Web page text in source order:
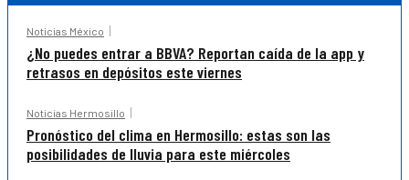
Noticias México
¿No puedes entrar a BBVA? Reportan caída de la app y
retrasos en depósitos este viernes
Noticias Hermosillo
Pronóstico del clima en Hermosillo: estas son las
posibilidades de lluvia para este miércoles